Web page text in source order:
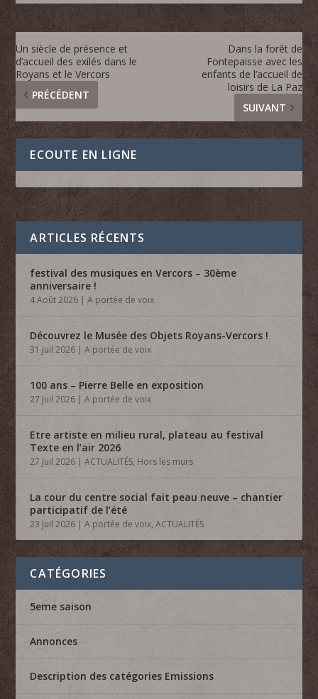
Un siècle de présence et
d’accueil des exilés dans le
Royans et le Vercors
PRÉCÉDENT
Dans la forêt de
Fontepaisse avec les
enfants de l’accueil de
loisirs de La Paz
SUIVANT
ECOUTE EN LIGNE
ARTICLES RÉCENTS
festival des musiques en Vercors – 30ème
anniversaire !
4 Août 2026 |A portée de voix
Découvrez le Musée des Objets Royans-Vercors !
31 Juil 2026 |A portée de voix
100 ans – Pierre Belle en exposition
27 Juil 2026 |A portée de voix
Etre artiste en milieu rural, plateau au festival
Texte en l’air 2026
27 Juil 2026 |ACTUALITÉS, Hors les murs
La cour du centre social fait peau neuve – chantier
participatif de l’été
23 Juil 2026 |A portée de voix,ACTUALITÉS
CATÉGORIES
5eme saison
Annonces
Description des catégories Emissions